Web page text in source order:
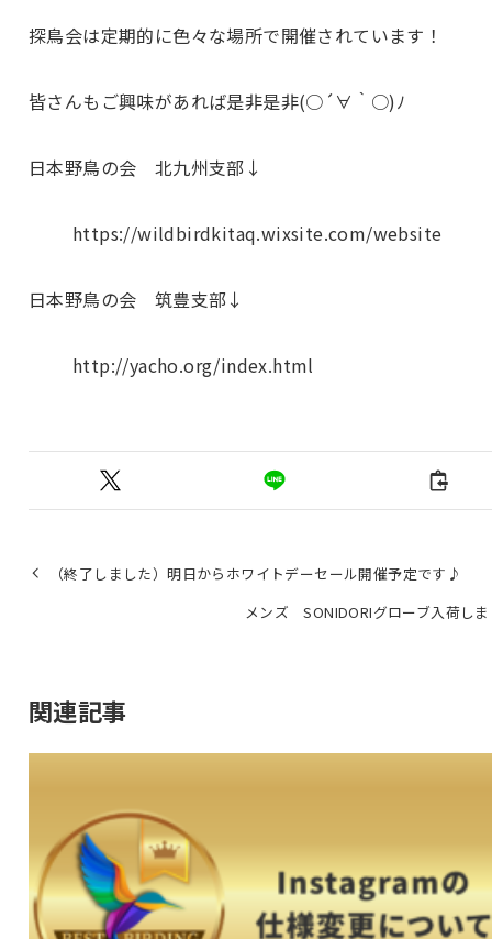
探鳥会は定期的に色々な場所で開催されています！
皆さんもご興味があれば是非是非(○´∀｀○)ﾉ
日本野鳥の会 北九州支部↓
https://wildbirdkitaq.wixsite.com/website
日本野鳥の会 筑豊支部↓
http://yacho.org/index.html
（終了しました）明日からホワイトデーセール開催予定です♪
メンズ SONIDORIグローブ入荷し
関連記事